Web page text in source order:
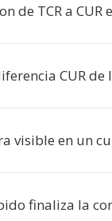
de TCR a CUR
CUR de
visible en un
finaliza la